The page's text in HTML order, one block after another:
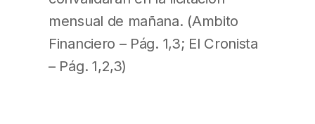
mensual de mañana. (Ambito
Financiero – Pág. 1,3; El Cronista
– Pág. 1,2,3)